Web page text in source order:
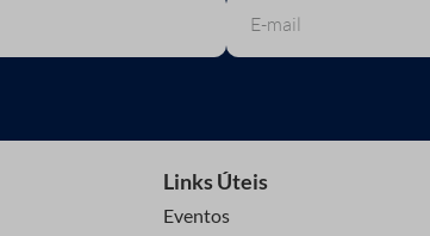
Links Úteis
Eventos